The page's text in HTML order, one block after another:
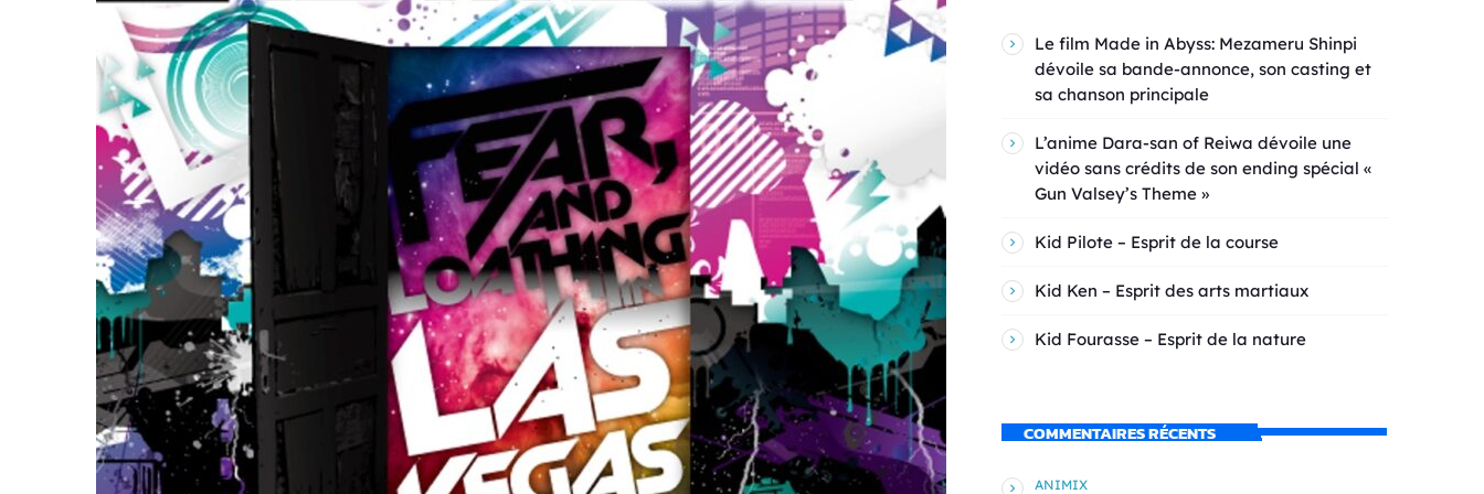
Le film Made in Abyss: Mezameru Shinpi
dévoile sa bande-annonce, son casting et
sa chanson principale
L’anime Dara-san of Reiwa dévoile une
vidéo sans crédits de son ending spécial «
Gun Valsey’s Theme »
Kid Pilote – Esprit de la course
Kid Ken – Esprit des arts martiaux
Kid Fourasse – Esprit de la nature
COMMENTAIRES RÉCENTS
ANIMIX